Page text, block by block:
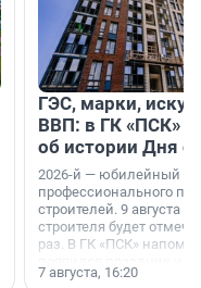
ГЭС, марки,
ВВП: в ГК «ПСК»
об истории Дня
2026-й — юбилейный
профессионального
строителей. 9 августа
строителя будет
раз. В ГК «ПСК»
поменялась роль
7 августа, 16:20